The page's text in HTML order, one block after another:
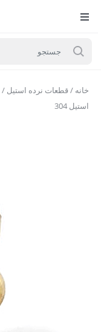
خانه /قطعات نرده استیل /
استیل 304